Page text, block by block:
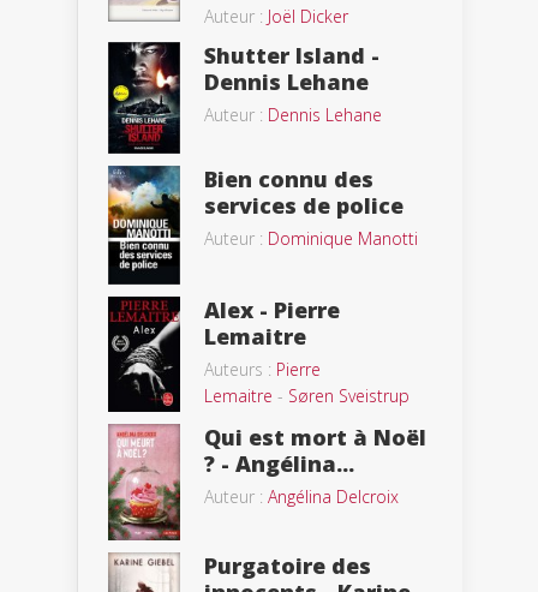
Auteur : Joël Dicker
Shutter Island -
Dennis Lehane
Auteur : Dennis Lehane
Bien connu des
services de police
Auteur : Dominique Manotti
Alex - Pierre
Lemaitre
Auteurs : Pierre
Lemaitre - Søren Sveistrup
Qui est mort à Noël
? - Angélina...
Auteur : Angélina Delcroix
Purgatoire des